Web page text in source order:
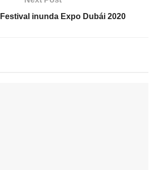
inunda Expo Dubái 2020